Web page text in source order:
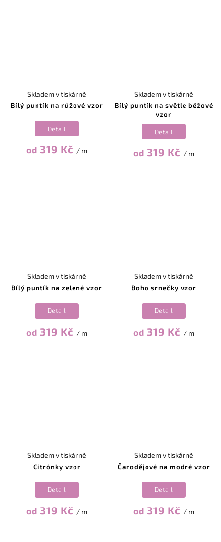
Bílý puntík na růžové vzor
Skladem v tiskárně
od 319 Kč / m
Detail
Bílý puntík na světle béžové
vzor
Skladem v tiskárně
od 319 Kč / m
Detail
Bílý puntík na zelené vzor
Skladem v tiskárně
od 319 Kč / m
Detail
Boho srnečky vzor
Skladem v tiskárně
od 319 Kč / m
Detail
Citrónky vzor
Skladem v tiskárně
od 319 Kč / m
Detail
Čarodějové na modré vzor
Skladem v tiskárně
od 319 Kč / m
Detail